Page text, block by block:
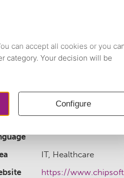
Chipsoft
Consultancy, IT
IT, Healthcare
https://